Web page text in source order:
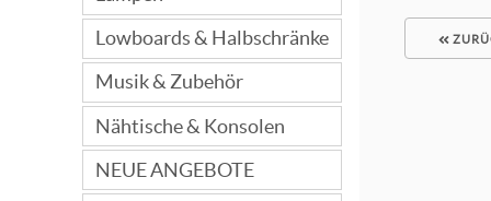
Lowboards & Halbschränke
Musik & Zubehör
Nähtische & Konsolen
NEUE ANGEBOTE